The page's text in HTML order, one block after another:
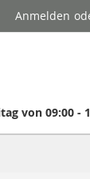
Anmelden
von 09:00 -